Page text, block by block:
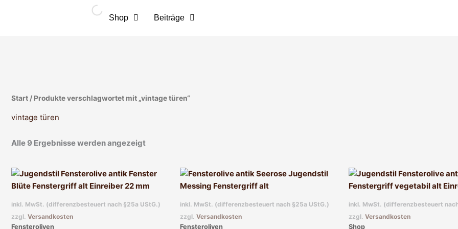
Shop Beiträge
Start / Produkte verschlagwortet mit „vintage türen“
vintage türen
Alle 9 Ergebnisse werden angezeigt
inkl. MwSt. (differenzbesteuert nach §25a UStG.)
zzgl. Versandkosten
Fensteroliven
inkl. MwSt. (differenzbesteuert nach §25a UStG.)
zzgl. Versandkosten
Fensteroliven
inkl. MwSt. (differenzbesteuert
zzgl. Versandkosten
Shop